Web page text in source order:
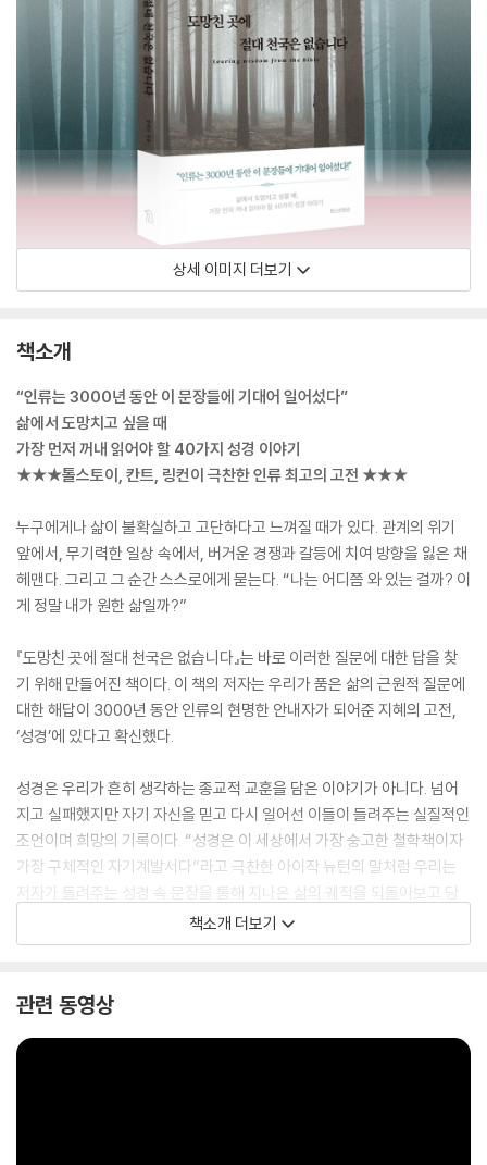
상세 이미지 더보기
책소개
“인류는 3000년 동안 이 문장들에 기대어 일어섰다”
삶에서 도망치고 싶을 때
가장 먼저 꺼내 읽어야 할 40가지 성경 이야기
★★★톨스토이, 칸트, 링컨이 극찬한 인류 최고의 고전 ★★★
누구에게나 삶이 불확실하고 고단하다고 느껴질 때가 있다. 관계의 위기
앞에서, 무기력한 일상 속에서, 버거운 경쟁과 갈등에 치여 방향을 잃은 채
헤맨다. 그리고 그 순간 스스로에게 묻는다. “나는 어디쯤 와 있는 걸까? 이
게 정말 내가 원한 삶일까?”
『도망친 곳에 절대 천국은 없습니다』는 바로 이러한 질문에 대한 답을 찾
기 위해 만들어진 책이다. 이 책의 저자는 우리가 품은 삶의 근원적 질문에
대한 해답이 3000년 동안 인류의 현명한 안내자가 되어준 지혜의 고전,
‘성경’에 있다고 확신했다.
성경은 우리가 흔히 생각하는 종교적 교훈을 담은 이야기가 아니다. 넘어
지고 실패했지만 자기 자신을 믿고 다시 일어선 이들이 들려주는 실질적인
조언이며 희망의 기록이다. “성경은 이 세상에서 가장 숭고한 철학책이자
가장 구체적인 자기계발서다”라고 극찬한 아이작 뉴턴의 말처럼 우리는
저자가 들려주는 성경 속 문장을 통해 지나온 삶의 궤적을 되돌아보고 당
당하게 앞으로 나아갈 수 있는 뜨거운 격려와 용기를 얻을 수 있게 된다.
것이 있다. 그늘에 숨어서는 태양을 볼 수 없다는 것. 다시 말해 앞으로 나
음을 멈추고 싶은 순간마다 이 책을 펼쳐보자. 3000년 동안 켜켜이 쌓아
책소개 더보기
관련 동영상